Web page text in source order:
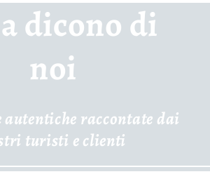
dicono di
noi
autentiche raccontate dai
turisti e clienti